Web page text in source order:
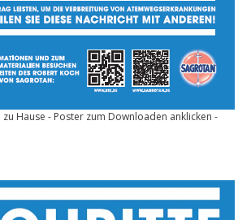
Hause - Poster zum Downloaden anklicken -